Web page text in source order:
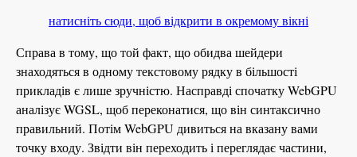
натисніть сюди, щоб відкрити в окремому вікні
Справа в тому, що той факт, що обидва шейдери
знаходяться в одному текстовому рядку в більшості
прикладів є лише зручністю. Насправді спочатку WebGPU
аналізує WGSL, щоб переконатися, що він синтаксично
правильний. Потім WebGPU дивиться на вказану вами
точку входу. Звідти він переходить і переглядає частини,